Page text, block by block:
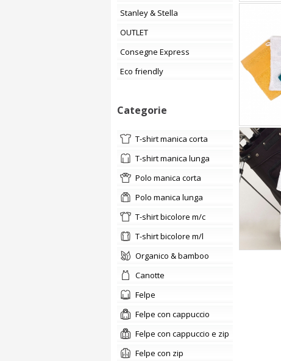
Stanley & Stella
OUTLET
Consegne Express
Eco friendly
Categorie
t-shirt manica corta
t-shirt manica lunga
polo manica corta
polo manica lunga
t-shirt bicolore m/c
t-shirt bicolore m/l
organico & bamboo
canotte
felpe
Felpe con cappuccio
Felpe con cappuccio e zip
Felpe con zip